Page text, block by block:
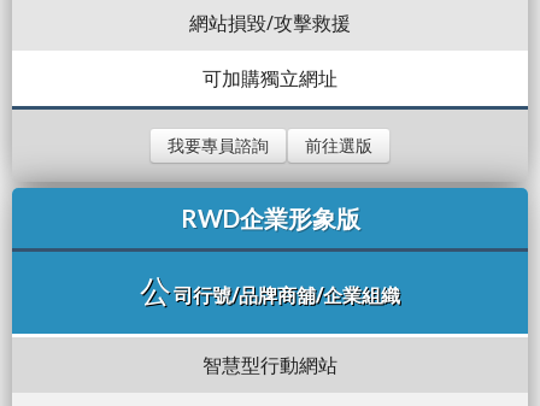
網站損毀/攻擊救援
可加購獨立網址
我要專員諮詢 前往選版
RWD企業形象版
公司行號/品牌商舖/企業組織
智慧型行動網站